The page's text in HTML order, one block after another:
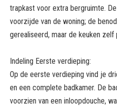
trapkast voor extra bergruimte.
voorzijde van de woning; de
gerealiseerd, maar de keuken zelf
Indeling Eerste verdieping:
Op de eerste verdieping vind je
en een complete badkamer. De
voorzien van een inloopdouche,